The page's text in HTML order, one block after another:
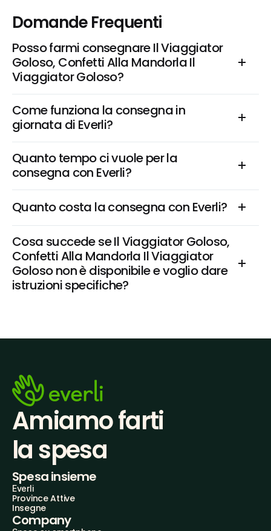
Domande Frequenti
Posso farmi consegnare Il Viaggiator
Goloso, Confetti Alla Mandorla Il
Viaggiator Goloso?
Come funziona la consegna in
giornata di Everli?
Quanto tempo ci vuole per la
consegna con Everli?
Quanto costa la consegna con Everli?
Cosa succede se Il Viaggiator Goloso,
Confetti Alla Mandorla Il Viaggiator
Goloso non è disponibile e voglio dare
istruzioni specifiche?
Amiamo farti
la spesa
Spesa insieme
Everli
Province Attive
Insegne
Company